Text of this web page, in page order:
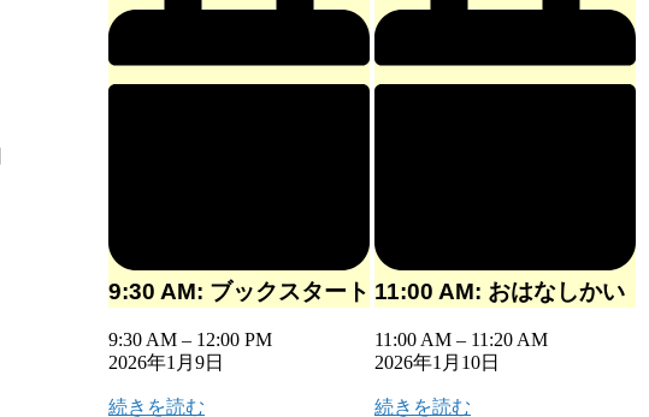
9:30 AM: ブックスタート
9:30 AM – 12:00 PM
2026年1月9日
続きを読む
11:00 AM: おはなしかい
11:00 AM – 11:20 AM
2026年1月10日
続きを読む